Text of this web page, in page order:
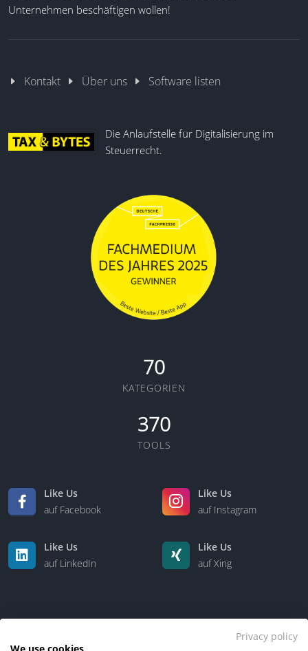
Unternehmen beschäftigen wollen!
Kontakt Über uns Software listen
Die Anlaufstelle für Digitalisierung im
Steuerrecht.
70
KATEGORIEN
370
TOOLS
Like Us
auf Facebook
Like Us
auf Instagram
Like Us
auf LinkedIn
Like Us
auf Xing
Privacy policy